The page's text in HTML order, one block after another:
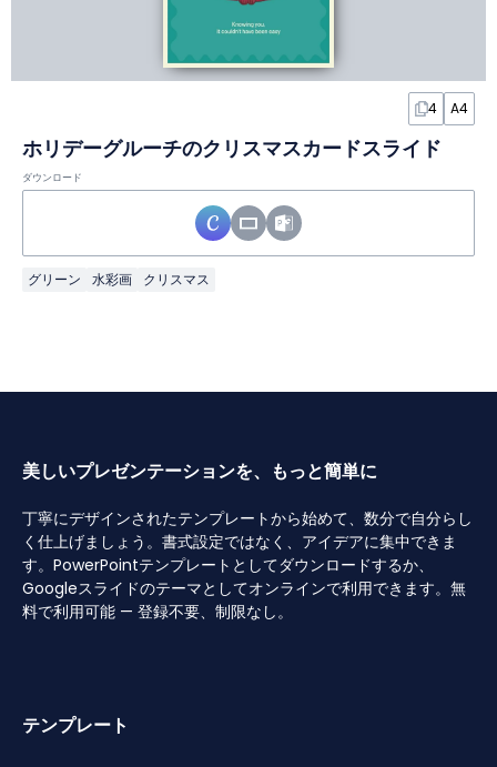
4 A4
ホリデーグルーチのクリスマスカードスライド
ダウンロード
グリーン 水彩画 クリスマス
美しいプレゼンテーションを、もっと簡単に
丁寧にデザインされたテンプレートから始めて、数分で自分らし
く仕上げましょう。書式設定ではなく、アイデアに集中できま
す。PowerPointテンプレートとしてダウンロードするか、
Googleスライドのテーマとしてオンラインで利用できます。無
料で利用可能 — 登録不要、制限なし。
テンプレート